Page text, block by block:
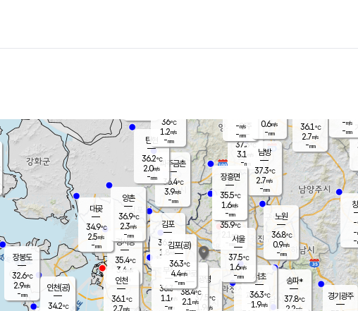
양주
37.3℃
3.1
-mm
과천
장봉도
32.6℃
2.9m/s
-mm
경기광주
경서동
35.4℃
3.4 m/s
-mm
파주금촌
36.4℃
3.9m/s
-mm
36.1℃
2.7m/s
-mm
대곶
34.9℃
2.5m/s
-mm
-
-
-
탄현
36.2℃
2.0m/s
-mm
-m/s
-mm
김포
36.6℃
1.8 m/s
mm
광명
37.5 ℃
1.9 m/s
부천
36.3℃
1.1 m/s
-mm
양촌
36.9℃
2.3m/s
-mm
구로
38.4℃
2.1 m/s
은평
35.9℃
2.1 m/s
- mm
노원
36.8℃
0.9m/s
-mm
송파*
37.8℃
2.2m/s
서초
36.3℃
1.9m/s
남방
37.3℃
2.7m/s
-mm
장흥면
35.5℃
1.6m/s
-mm
-m/s
-mm
인천(공)
34.2℃
김포(공)
36.3℃
4.4m/s
-mm
인천
36.1℃
2.7m/s
서울
37.5℃
1.6m/s
-mm
36℃
1.2m/s
-mm
0.6m/s
-mm